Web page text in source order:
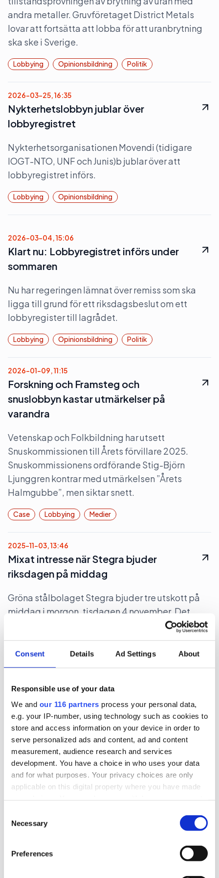
Consent Details Ad Settings About
Responsible use of your data
We and our 116 partners process your personal data,
e.g. your IP-number, using technology such as cookies to
store and access information on your device in order to
serve personalized ads and content, ad and content
measurement, audience research and services
development. You have a choice in who uses your data
and for what purposes. Your privacy choices are only
applicable on this digital property where you have made
the Privacy trigger icon.
Find out more about how your personal data is processed
and set your preferences in the
Selection
Necessary
Preferences
andra metaller. Gruvföretaget District Metals
lovar att fortsätta att lobba för att uranbrytning
ska ske i Sverige.
Lobbying Opinionsbildning Politik
2026-03-25, 16:35
Nykterhetslobbyn jublar över
lobbyregistret
Nykterhetsorganisationen Movendi (tidigare
IOGT-NTO, UNF och Junis)b jublar över att
lobbyregistret införs.
Lobbying Opinionsbildning
2026-03-04, 15:06
Klart nu: Lobbyregistret införs under
sommaren
Nu har regeringen lämnat över remiss som ska
ligga till grund för ett riksdagsbeslut om ett
lobbyregister till lagrådet.
Lobbying Opinionsbildning Politik
2026-01-09, 11:15
Forskning och Framsteg och
snuslobbyn kastar utmärkelser på
varandra
Vetenskap och Folkbildning har utsett
Snuskommissionen till Årets förvillare 2025.
Snuskommissionens ordförande Stig-Björn
Ljunggren kontrar med utmärkelsen ”Årets
Halmgubbe”, men siktar snett.
Case Lobbying Medier
2025-11-03, 13:46
Mixat intresse när Stegra bjuder
riksdagen på middag
Gröna stålbolaget Stegra bjuder tre utskott på
middag i morgon, tisdagen 4 november. Det
bjuds på ”dryck och enklare mat”. Det pratas på
sina håll om en bojkott mot tillställningen.
2025-10-30, 10:44
The Swedish Thing blir byrå för
civilsamhället
The Swedish Thing, startade 2023 som en pa-
byrå med S-stämpel. Nu tar byrån en ny position
som det som kan vara Sveriges första
civilsamhällesbyrå.